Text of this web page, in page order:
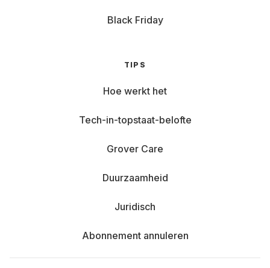
Black Friday
TIPS
Hoe werkt het
Tech-in-topstaat-belofte
Grover Care
Duurzaamheid
Juridisch
Abonnement annuleren